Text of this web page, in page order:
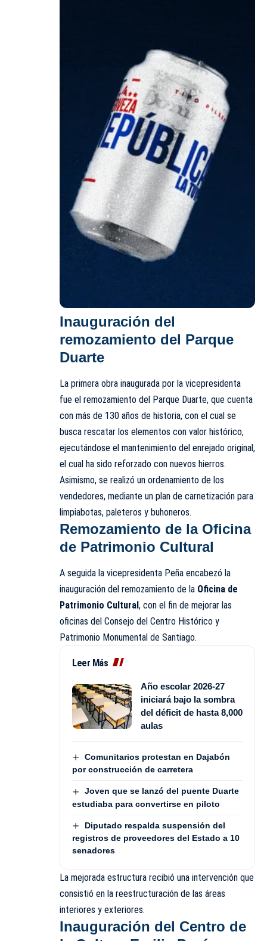
Inauguración del
remozamiento del Parque
Duarte
La primera obra inaugurada por la vicepresidenta
fue el remozamiento del Parque Duarte, que cuenta
con más de 130 años de historia, con el cual se
busca rescatar los elementos con valor histórico,
ejecutándose el mantenimiento del enrejado original,
el cual ha sido reforzado con nuevos hierros.
Asimismo, se realizó un ordenamiento de los
vendedores, mediante un plan de carnetización para
limpiabotas, paleteros y buhoneros.
Remozamiento de la Oficina
de Patrimonio Cultural
A seguida la vicepresidenta Peña encabezó la
inauguración del remozamiento de la Oficina de
Patrimonio Cultural, con el fin de mejorar las
oficinas del Consejo del Centro Histórico y
Patrimonio Monumental de Santiago.
Leer Más
Año escolar 2026-27
iniciará bajo la sombra
del déficit de hasta 8,000
aulas
Comunitarios protestan en Dajabón
por construcción de carretera
Joven que se lanzó del puente Duarte
estudiaba para convertirse en piloto
Diputado respalda suspensión del
registros de proveedores del Estado a 10
senadores
La mejorada estructura recibió una intervención que
consistió en la reestructuración de las áreas
interiores y exteriores.
Inauguración del Centro de